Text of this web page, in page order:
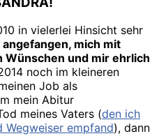
in vielerlei Hinsicht sehr
mich mit
Wünschen und mir ehrlich
noch im kleineren
Job als
mein Abitur
meines Vaters (den ich
Wegweiser empfand), dann